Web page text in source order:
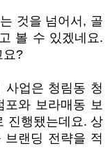
것을 넘어서 , 골
볼 수 있겠네요.
요?
사업은 청림동 청
포와 보라매동 보
진행됐는데요. 상
랜딩 전략을 적